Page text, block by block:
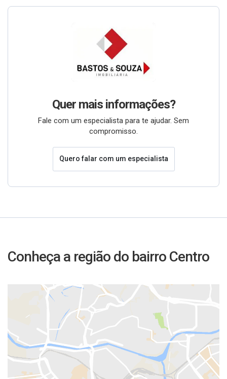
Quer mais informações?
Fale com um especialista para te ajudar. Sem
compromisso.
Quero falar com um especialista
Conheça a região do bairro Centro